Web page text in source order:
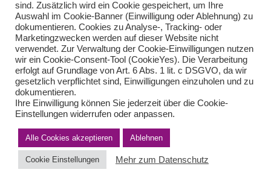
Teilen Sie diese Nachricht mit Ihren Freunden oder Kollegen
Impressum Haftungsausschluss
Datenschutzerklärung nach DSGVO
Kontakt
© von Herder Management GmbH 2024 I * § 6 Nr.4 StBerG
sind. Zusätzlich wird ein Cookie gespeichert, um Ihre
Auswahl im Cookie-Banner (Einwilligung oder Ablehnung) zu
dokumentieren. Cookies zu Analyse-, Tracking- oder
Marketingzwecken werden auf dieser Website nicht
verwendet. Zur Verwaltung der Cookie-Einwilligungen nutzen
wir ein Cookie-Consent-Tool (CookieYes). Die Verarbeitung
erfolgt auf Grundlage von Art. 6 Abs. 1 lit. c DSGVO, da wir
gesetzlich verpflichtet sind, Einwilligungen einzuholen und zu
dokumentieren.
Ihre Einwilligung können Sie jederzeit über die Cookie-
Einstellungen widerrufen oder anpassen.
Alle Cookies akzeptieren Ablehnen
Cookie Einstellungen Mehr zum Datenschutz